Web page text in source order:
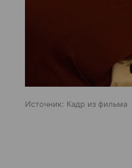
Источник: Кадр из фильма